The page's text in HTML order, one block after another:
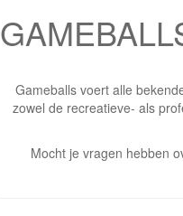
Gameballs voert alle
zowel de recreatieve- als
Mocht je vragen hebben